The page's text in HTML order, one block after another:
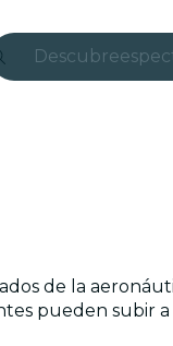
Descubre
São
de la
pueden subir